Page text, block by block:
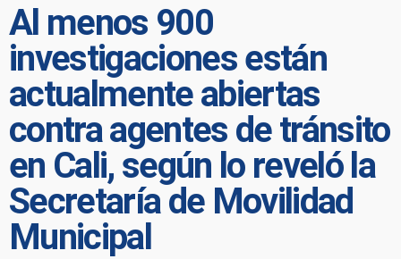
Al menos 900
investigaciones están
actualmente abiertas
contra agentes de tránsito
en Cali, según lo reveló la
Secretaría de Movilidad
Municipal